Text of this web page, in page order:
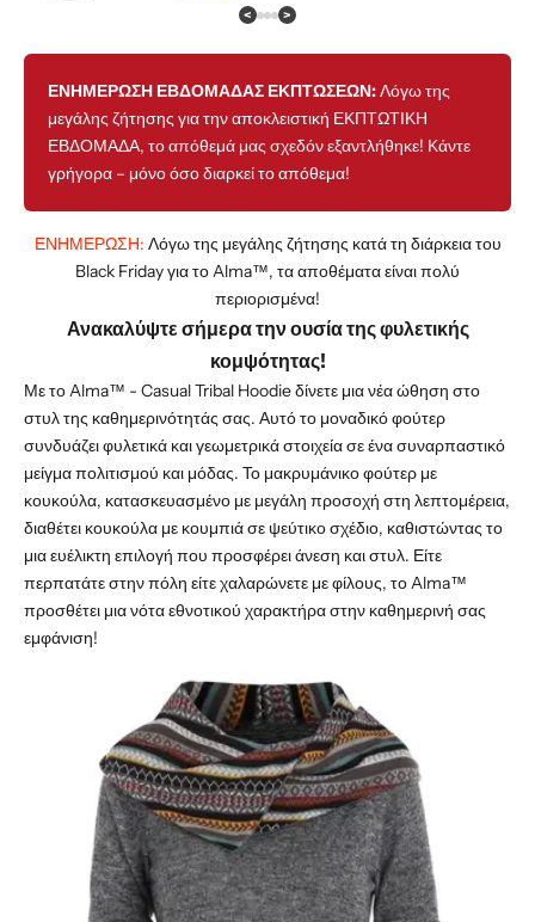
< >
ΕΝΗΜΕΡΩΣΗ ΕΒΔΟΜΑΔΑΣ ΕΚΠΤΩΣΕΩΝ:Λόγω της
μεγάλης ζήτησης για την αποκλειστική ΕΚΠΤΩΤΙΚΗ
ΕΒΔΟΜΑΔΑ, το απόθεμά μας σχεδόν εξαντλήθηκε! Κάντε
γρήγορα – μόνο όσο διαρκεί το απόθεμα!
ΕΝΗΜΕΡΩΣΗ: Λόγω της μεγάλης ζήτησης κατά τη διάρκεια του
Black Friday για το Alma™, τα αποθέματα είναι πολύ
περιορισμένα!
Ανακαλύψτε σήμερα την ουσία της φυλετικής
κομψότητας!
Με το Alma™ - Casual Tribal Hoodie δίνετε μια νέα ώθηση στο
στυλ της καθημερινότητάς σας. Αυτό το μοναδικό φούτερ
συνδυάζει φυλετικά και γεωμετρικά στοιχεία σε ένα συναρπαστικό
μείγμα πολιτισμού και μόδας. Το μακρυμάνικο φούτερ με
κουκούλα, κατασκευασμένο με μεγάλη προσοχή στη λεπτομέρεια,
διαθέτει κουκούλα με κουμπιά σε ψεύτικο σχέδιο, καθιστώντας το
μια ευέλικτη επιλογή που προσφέρει άνεση και στυλ. Είτε
περπατάτε στην πόλη είτε χαλαρώνετε με φίλους, το Alma™
προσθέτει μια νότα εθνοτικού χαρακτήρα στην καθημερινή σας
εμφάνιση!